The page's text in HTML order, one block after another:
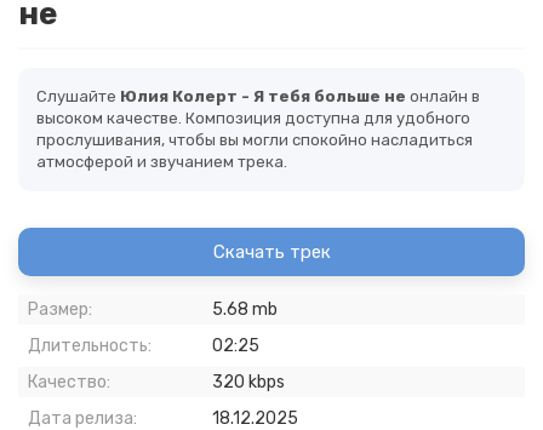
не
Слушайте Юлия Колерт - Я тебя больше не онлайн в
высоком качестве. Композиция доступна для удобного
прослушивания, чтобы вы могли спокойно насладиться
атмосферой и звучанием трека.
Скачать трек
Размер:
5.68 mb
Длительность:
02:25
Качество:
320 kbps
Дата релиза:
18.12.2025